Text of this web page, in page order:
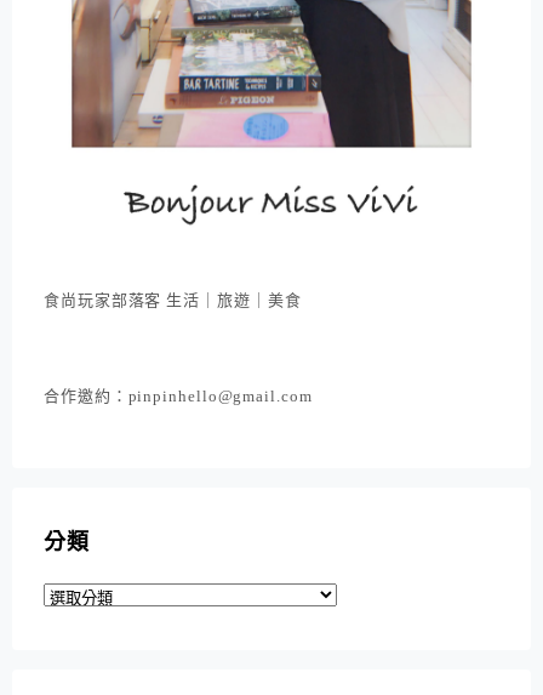
食尚玩家部落客 生活｜旅遊｜美食
合作邀約：pinpinhello@gmail.com
分類
分